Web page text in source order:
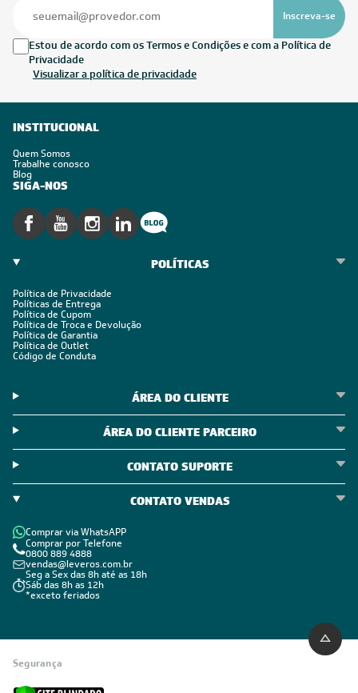
Inscreva-se
Estou de acordo com os Termos e Condições e com a Política de
Privacidade
Visualizar a política de privacidade
INSTITUCIONAL
Quem Somos
Trabalhe conosco
Blog
SIGA-NOS
POLÍTICAS
Política de Privacidade
Políticas de Entrega
Política de Cupom
Política de Troca e Devolução
Política de Garantia
Política de Outlet
Código de Conduta
ÁREA DO CLIENTE
ÁREA DO CLIENTE PARCEIRO
CONTATO SUPORTE
CONTATO VENDAS
Comprar via WhatsAPP
Comprar por Telefone
0800 889 4888
vendas@leveros.com.br
Seg a Sex das 8h até as 18h
Sáb das 8h as 12h
*exceto feriados
Segurança